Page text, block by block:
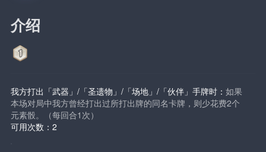
介绍
我方打出「武器」/「圣遗物」/「场地」/「伙伴」手牌时：如果
本场对局中我方曾经打出过所打出牌的同名卡牌，则少花费2个
元素骰。（每回合1次）
可用次数：2